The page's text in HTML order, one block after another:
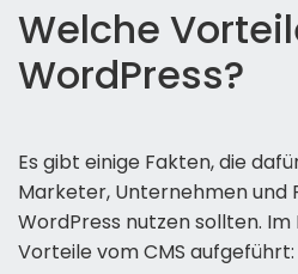
Welche
WordPress?
Es gibt einige Fakten, die
Marketer, Unternehmen und
WordPress nutzen sollten.
Vorteile vom CMS aufgeführt: